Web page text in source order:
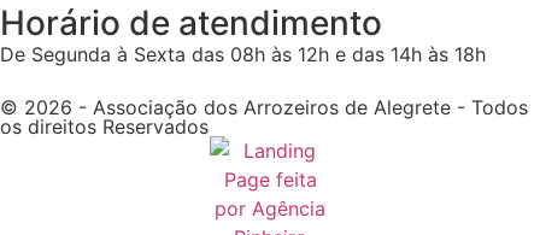
Horário de atendimento
De Segunda à Sexta das 08h às 12h e das 14h às 18h
© 2026 - Associação dos Arrozeiros de Alegrete - Todos
os direitos Reservados